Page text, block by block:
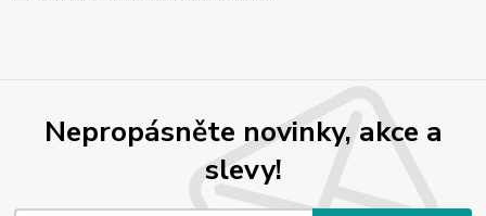
Nepropásněte novinky, akce a
slevy!